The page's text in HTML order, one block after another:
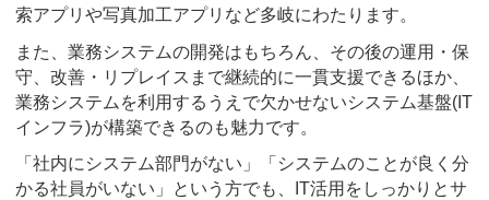
索アプリや写真加工アプリなど多岐にわたります。
また、業務システムの開発はもちろん、その後の運用・保
守、改善・リプレイスまで継続的に一貫支援できるほか、
業務システムを利用するうえで欠かせないシステム基盤(IT
インフラ)が構築できるのも魅力です。
「社内にシステム部門がない」「システムのことが良く分
かる社員がいない」という方でも、IT活用をしっかりとサ